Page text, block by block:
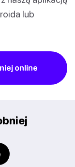
lub
online